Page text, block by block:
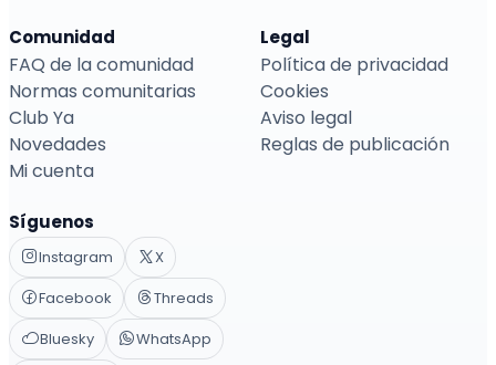
Comunidad
FAQ de la comunidad
Normas comunitarias
Club Ya
Novedades
Mi cuenta
Legal
Política de privacidad
Cookies
Aviso legal
Reglas de publicación
Síguenos
Instagram
X
Facebook
Threads
Bluesky
WhatsApp